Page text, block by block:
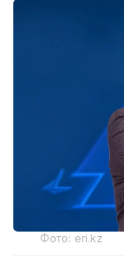
Фото: eri.kz